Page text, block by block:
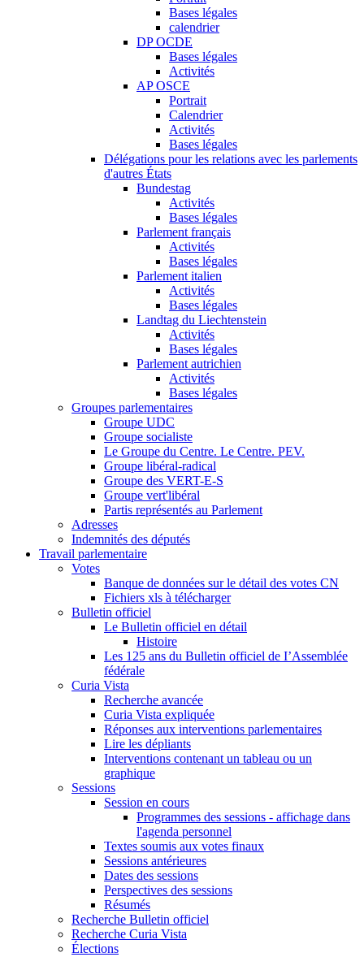
Bases légales
calendrier
DP OCDE
Bases légales
Activités
AP OSCE
Portrait
Calendrier
Activités
Bases légales
Délégations pour les relations avec les parlements
d'autres États
Bundestag
Activités
Bases légales
Parlement français
Activités
Bases légales
Parlement italien
Activités
Bases légales
Landtag du Liechtenstein
Activités
Bases légales
Parlement autrichien
Activités
Bases légales
Groupes parlementaires
Groupe UDC
Groupe socialiste
Le Groupe du Centre. Le Centre. PEV.
Groupe libéral-radical
Groupe des VERT-E-S
Groupe vert'libéral
Partis représentés au Parlement
Adresses
Indemnités des députés
Travail parlementaire
Votes
Banque de données sur le détail des votes CN
Fichiers xls à télécharger
Bulletin officiel
Le Bulletin officiel en détail
Histoire
Les 125 ans du Bulletin officiel de I’Assemblée
fédérale
Curia Vista
Recherche avancée
Curia Vista expliquée
Réponses aux interventions parlementaires
Lire les dépliants
Interventions contenant un tableau ou un
graphique
Sessions
Session en cours
Programmes des sessions - affichage dans
l'agenda personnel
Textes soumis aux votes finaux
Sessions antérieures
Dates des sessions
Perspectives des sessions
Résumés
Recherche Bulletin officiel
Recherche Curia Vista
Élections